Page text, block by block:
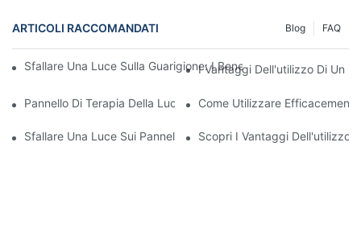
ARTICOLI RACCOMANDATI FAQ
Blog
Sfallare Una Luce Sulla Guarigione: I Benefici Dei Pannelli Di
I Vantaggi Dell'utilizzo Di Un
Pannello Di Terapia Della Luce A LED: Un Must Per Gli
Come Utilizzare
Sfallare Una Luce Sui Pannelli Di Terapia Con Luce A LED: I
Scopri I Vantaggi Dell'utilizzo